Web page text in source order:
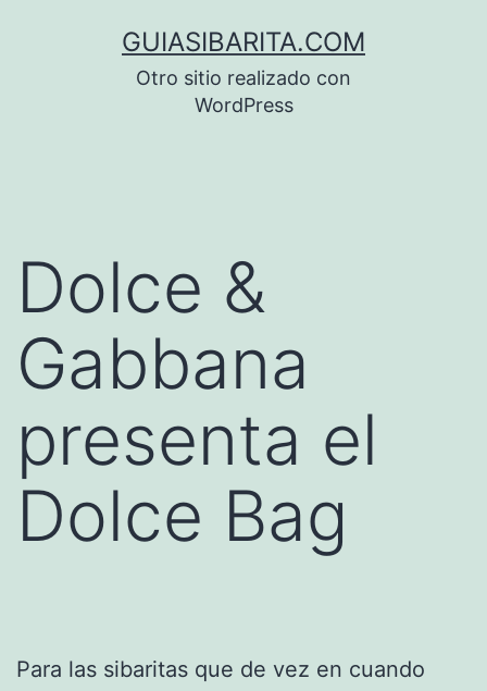
GUIASIBARITA.COM
Otro sitio realizado con
WordPress
Dolce &
Gabbana
presenta el
Dolce Bag
Para las sibaritas que de vez en cuando